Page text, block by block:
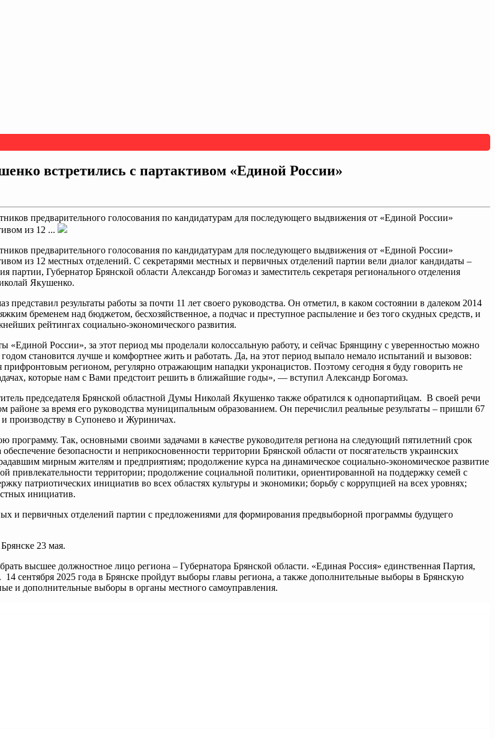
встретились с партактивом «Единой России»
предварительного голосования по кандидатурам для последующего выдвижения от «Единой России»
из 12 ...
предварительного голосования по кандидатурам для последующего выдвижения от «Единой России»
из 12 местных отделений. С секретарями местных и первичных отделений партии вели диалог кандидаты –
Губернатор Брянской области Александр Богомаз и заместитель секретаря регионального отделения
Якушенко.
представил результаты работы за почти 11 лет своего руководства. Он отметил, в каком состоянии в далеком 2014
бременем над бюджетом, бесхозяйственное, а подчас и преступное распыление и без того скудных средств, и
рейтингах социально-экономического развития.
«Единой России», за этот период мы проделали колоссальную работу, и сейчас Брянщину с уверенностью можно
становится лучше и комфортнее жить и работать. Да, на этот период выпало немало испытаний и вызовов:
прифронтовым регионом, регулярно отражающим нападки укронацистов. Поэтому сегодня я буду говорить не
которые нам с Вами предстоит решить в ближайшие годы», — вступил Александр Богомаз.
председателя Брянской областной Думы Николай Якушенко также обратился к однопартийцам. В своей речи
за время его руководства муниципальным образованием. Он перечислил реальные результаты – пришли 67
производству в Супонево и Журиничах.
Так, основными своими задачами в качестве руководителя региона на следующий пятилетний срок
безопасности и неприкосновенности территории Брянской области от посягательств украинских
мирным жителям и предприятиям; продолжение курса на динамическое социально-экономическое развитие
привлекательности территории; продолжение социальной политики, ориентированной на поддержку семей с
патриотических инициатив во всех областях культуры и экономики; борьбу с коррупцией на всех уровнях;
инициатив.
и первичных отделений партии с предложениями для формирования предвыборной программы будущего
23 мая.
высшее должностное лицо региона – Губернатора Брянской области. «Единая Россия» единственная Партия,
14 сентября 2025 года в Брянске пройдут выборы главы региона, а также дополнительные выборы в Брянскую
и дополнительные выборы в органы местного самоуправления.